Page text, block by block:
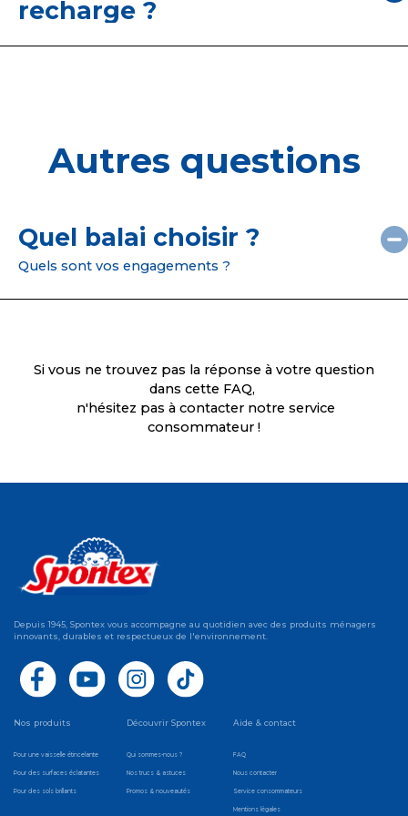
recharge ?
Microfibre et passent en machine - attention
Autres questions
Quel balai choisir ?
Quels sont vos engagements ?
Si vous ne trouvez pas la réponse à votre question
dans cette FAQ,
n'hésitez pas à contacter notre service
consommateur !
Depuis 1945, Spontex vous accompagne au quotidien avec des produits ménagers
innovants, durables et respectueux de l'environnement.
Nos produits
Pour une vaisselle étincelante
Pour des surfaces éclatantes
Pour des sols brillants
Découvrir Spontex
Qui sommes-nous ?
Nos trucs & astuces
Promos & nouveautés
Aide & contact
FAQ
Nous contacter
Service consommateurs
Mentions légales